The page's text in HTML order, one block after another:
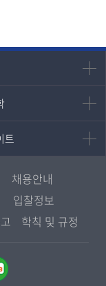
포털
학
역대학
학
역대학
학
트
트
담
본부
성사업
채용안내
입찰정보
학칙 및 규정